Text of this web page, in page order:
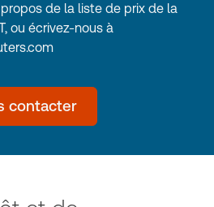
de la liste de prix de la
ou écrivez-nous à
contacter